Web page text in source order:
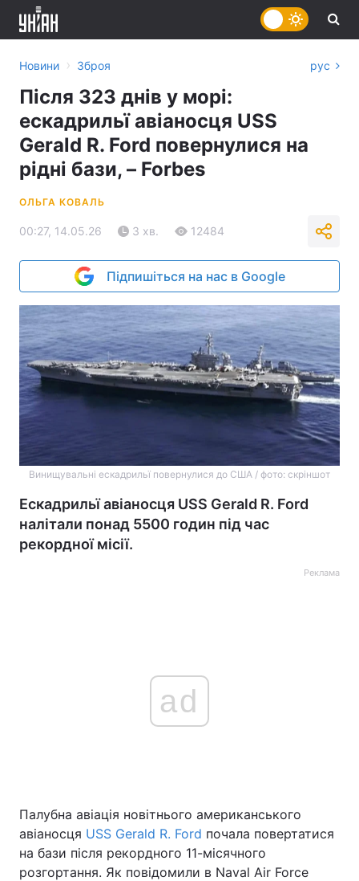
Україна Політика
Економіка Світ
Новини › Зброя рус
Після 323 днів у морі:
ескадрильї авіаносця USS
Gerald R. Ford повернулися на
рідні бази, – Forbes
ОЛЬГА КОВАЛЬ
00:27, 14.05.26 3 хв. 12484
Підпишіться на нас в Google
Винищувальні ескадрильї повернулися до США / фото: скріншот
Ескадрильї авіаносця USS Gerald R. Ford
налітали понад 5500 годин під час
рекордної місії.
Реклама
ad
Палубна авіація новітнього американського
авіаносця USS Gerald R. Ford почала повертатися
на бази після рекордного 11-місячного
розгортання. Як повідомили в Naval Air Force